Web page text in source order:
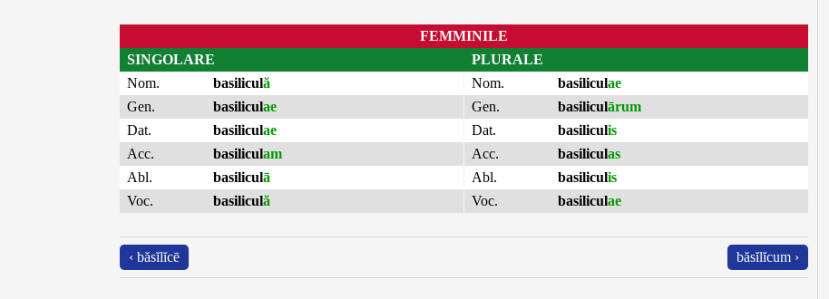
FEMMINILE
SINGOLARE
Nom.
basiliculă
Gen.
basiliculae
Dat.
basiliculae
Acc.
basiliculam
Abl.
basiliculā
Voc.
basiliculă
PLURALE
Nom.
basiliculae
Gen.
basiliculārum
Dat.
basiliculis
Acc.
basiliculas
Abl.
basiliculis
Voc.
basiliculae
‹ băsĭlĭcē băsĭlĭcum ›